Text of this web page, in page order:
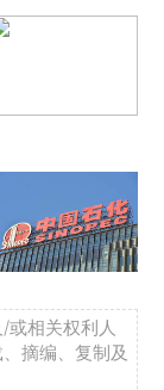
或相关权利人
摘编、复制及